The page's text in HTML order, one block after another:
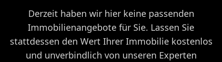
Derzeit haben wir hier keine passenden
Immobilienangebote für Sie. Lassen Sie
stattdessen den Wert Ihrer Immobilie kostenlos
und unverbindlich von unseren Experten